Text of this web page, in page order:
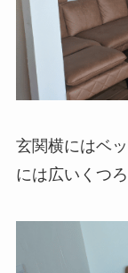
玄関横にはベ
には広いくつ